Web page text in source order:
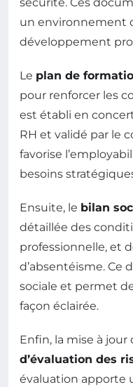
un environnement
développement
Le plan de
pour renforcer les
est établi en
RH et validé par le
favorise
besoins
Ensuite, le bilan
détaillée des
professionnelle, et
d’absentéisme. Ce
sociale et permet
façon éclairée.
Enfin, la mise à jour
d’évaluation des
évaluation apporte